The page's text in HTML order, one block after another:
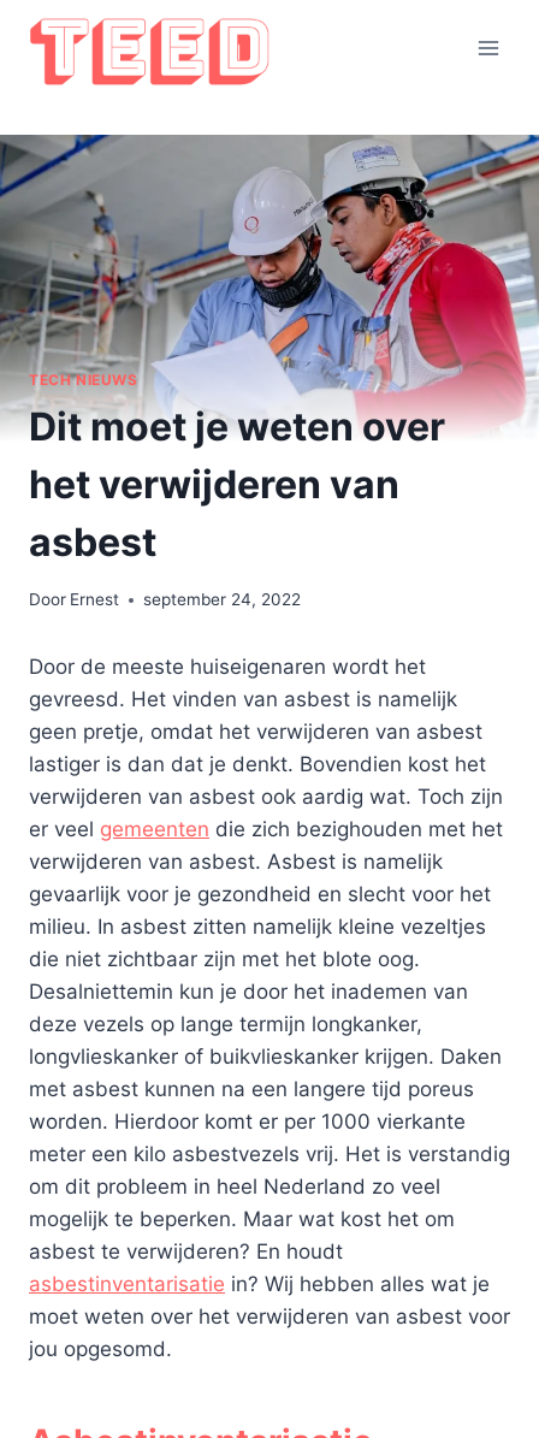
Doorgaan
naar
inhoud
TECH NIEUWS
Dit moet je weten over
het verwijderen van
asbest
Door Ernest september 24, 2022
Door de meeste huiseigenaren wordt het
gevreesd. Het vinden van asbest is namelijk
geen pretje, omdat het verwijderen van asbest
lastiger is dan dat je denkt. Bovendien kost het
verwijderen van asbest ook aardig wat. Toch zijn
er veel gemeenten die zich bezighouden met het
verwijderen van asbest. Asbest is namelijk
gevaarlijk voor je gezondheid en slecht voor het
milieu. In asbest zitten namelijk kleine vezeltjes
die niet zichtbaar zijn met het blote oog.
Desalniettemin kun je door het inademen van
deze vezels op lange termijn longkanker,
longvlieskanker of buikvlieskanker krijgen. Daken
met asbest kunnen na een langere tijd poreus
worden. Hierdoor komt er per 1000 vierkante
meter een kilo asbestvezels vrij. Het is verstandig
om dit probleem in heel Nederland zo veel
mogelijk te beperken. Maar wat kost het om
asbest te verwijderen? En houdt
asbestinventarisatie in? Wij hebben alles wat je
moet weten over het verwijderen van asbest voor
jou opgesomd.